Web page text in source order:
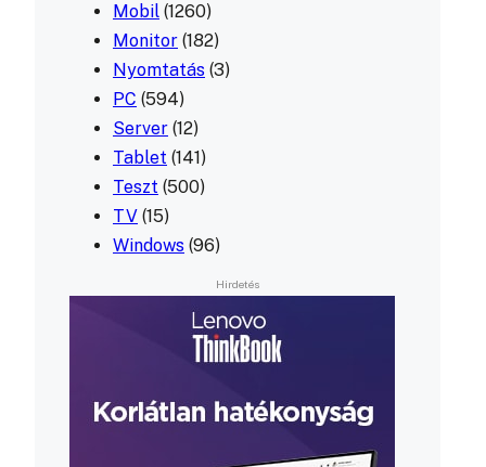
Mobil (1260)
Monitor (182)
Nyomtatás (3)
PC (594)
Server (12)
Tablet (141)
Teszt (500)
TV (15)
Windows (96)